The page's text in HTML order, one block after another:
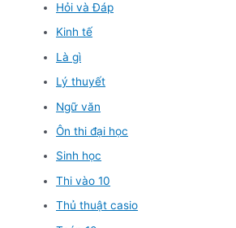
Hỏi và Đáp
Kinh tế
Là gì
Lý thuyết
Ngữ văn
Ôn thi đại học
Sinh học
Thi vào 10
Thủ thuật casio